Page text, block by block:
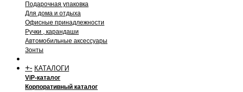
Подарочная упаковка
Для дома и отдыха
Офисные принадлежности
Ручки , карандаши
Автомобильные аксессуары
Зонты
+- КАТАЛОГИ
ViP-каталог
Корпоративный каталог